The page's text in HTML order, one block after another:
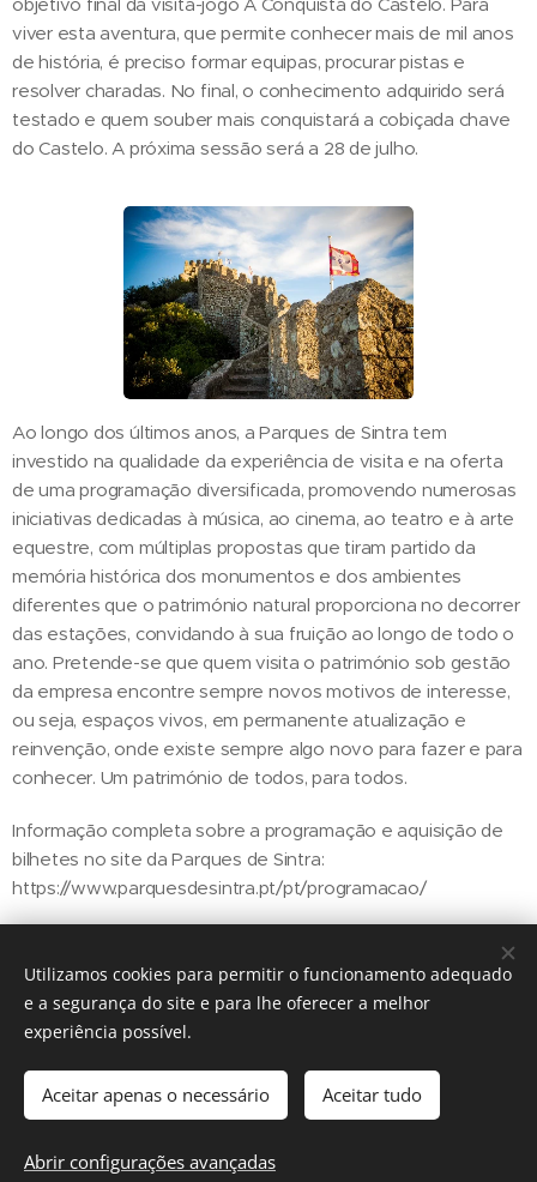
viver esta aventura, que permite conhecer mais de mil anos
de história, é preciso formar equipas, procurar pistas e
resolver charadas. No final, o conhecimento adquirido será
testado e quem souber mais conquistará a cobiçada chave
do Castelo. A próxima sessão será a 28 de julho.
Ao longo dos últimos anos, a Parques de Sintra tem
investido na qualidade da experiência de visita e na oferta
de uma programação diversificada, promovendo numerosas
iniciativas dedicadas à música, ao cinema, ao teatro e à arte
equestre, com múltiplas propostas que tiram partido da
memória histórica dos monumentos e dos ambientes
diferentes que o património natural proporciona no decorrer
das estações, convidando à sua fruição ao longo de todo o
ano. Pretende-se que quem visita o património sob gestão
da empresa encontre sempre novos motivos de interesse,
ou seja, espaços vivos, em permanente atualização e
reinvenção, onde existe sempre algo novo para fazer e para
conhecer. Um património de todos, para todos.
Informação completa sobre a programação e aquisição de
bilhetes no site da Parques de Sintra:
https://www.parquesdesintra.pt/pt/programacao/
Share
Cookies
Utilizamos cookies para permitir o funcionamento adequado
e a segurança do site e para lhe oferecer a melhor
experiência possível.
Aceitar apenas o necessário Aceitar tudo
Abrir configurações avançadas